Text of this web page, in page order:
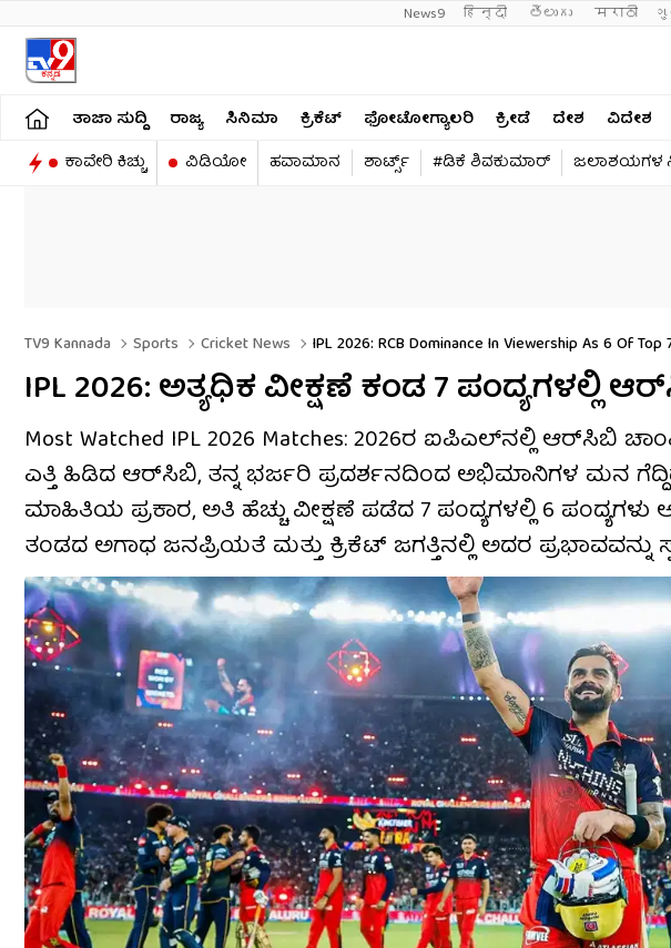
News9 हिन्दी తెలుగు मराठी
ತಾಜಾ ಸುದ್ದಿ ರಾಜ್ಯ ಸಿನಿಮಾ ಕ್ರಿಕೆಟ್​ ಫೋಟೋಗ್ಯಾಲರಿ ಕ್ರೀಡೆ ದೇಶ ವಿದೇಶ
ಕಾವೇರಿ ಕಿಚ್ಚು
ವಿಡಿಯೋ ಹವಾಮಾನ ಶಾರ್ಟ್ಸ್​ #ಡಿಕೆ ಶಿವಕುಮಾರ್​ ಜಲಾಶಯಗಳ
TV9 Kannada Sports Cricket News IPL 2026: RCB Dominance In Viewership As 6 Of
IPL 2026: ಅತ್ಯಧಿಕ ವೀಕ್ಷಣೆ ಕಂಡ 7 ಪಂದ್ಯಗಳಲ್ಲಿ
Most Watched IPL 2026 Matches: 2026ರ ಐಪಿಎಲ್​ನಲ್ಲಿ ಆರ್​​ಸಿಬಿ
ಎತ್ತಿ ಹಿಡಿದ ಆರ್​ಸಿಬಿ, ತನ್ನ ಭರ್ಜರಿ ಪ್ರದರ್ಶನದಿಂದ ಅಭಿಮಾನಿಗಳ ಮನ
ಮಾಹಿತಿಯ ಪ್ರಕಾರ, ಅತಿ ಹೆಚ್ಚು ವೀಕ್ಷಣೆ ಪಡೆದ 7 ಪಂದ್ಯಗಳಲ್ಲಿ 6
ತಂಡದ ಅಗಾಧ ಜನಪ್ರಿಯತೆ ಮತ್ತು ಕ್ರಿಕೆಟ್ ಜಗತ್ತಿನಲ್ಲಿ ಅದರ ಪ್ರಭಾವವನ್ನು